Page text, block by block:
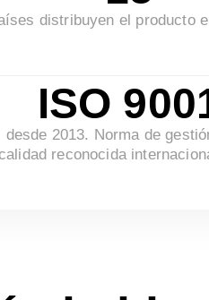
distribuyen el producto
ISO
desde 2013. Norma de
reconocida